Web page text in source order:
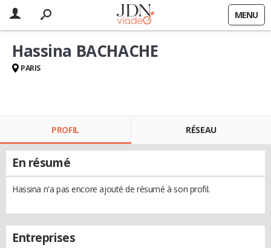
MENU
Hassina BACHACHE
PARIS
PROFIL RÉSEAU
En résumé
Hassina n'a pas encore ajouté de résumé à son profil.
Entreprises